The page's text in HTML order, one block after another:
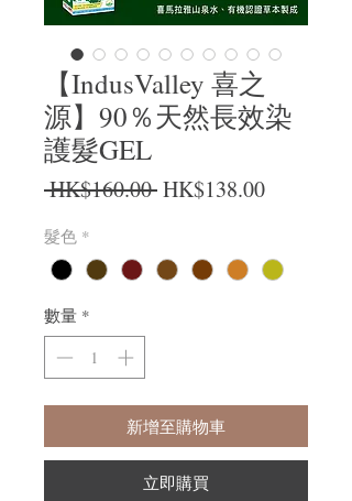
【IndusValley 喜之
源】90％天然長效染
護髮GEL
HK$160.00 一般價格
HK$138.00促銷價格
髮色 *
數量 *
新增至購物車
立即購買